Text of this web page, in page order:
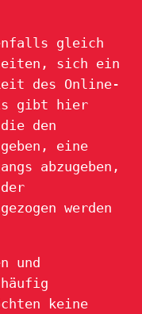
gleich
sich ein
des Online-
Es gibt hier
den
eine
abzugeben,
werden
und
keine